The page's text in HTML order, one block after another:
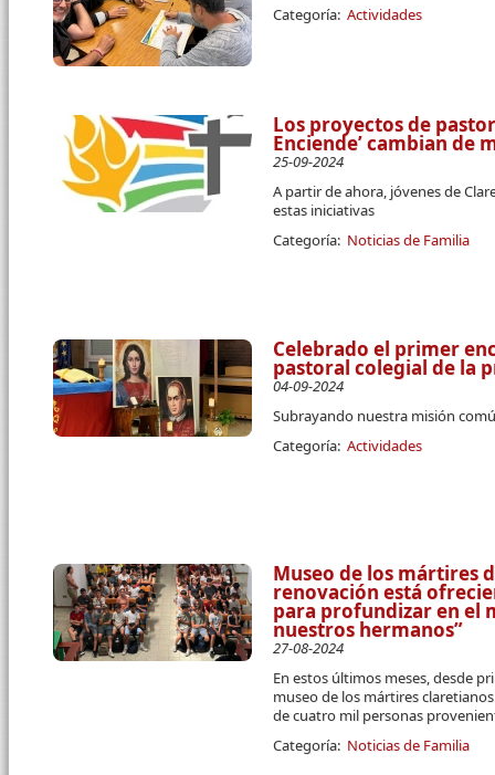
Categoría: Actividades
Los proyectos de
Enciende’ cambian de
25-09-2024
A partir de ahora, jóvenes de
estas iniciativas
Categoría: Noticias de Familia
Celebrado el primer
pastoral colegial de la
04-09-2024
Subrayando nuestra misión
Categoría: Actividades
Museo de los mártires
renovación está
para profundizar en el
nuestros hermanos”
27-08-2024
En estos últimos meses, desde
museo de los mártires
de cuatro mil personas
Categoría: Noticias de Familia